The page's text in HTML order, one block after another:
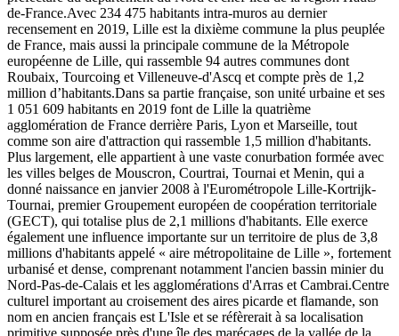
de-France.Avec 234 475 habitants intra-muros au dernier
recensement en 2019, Lille est la dixième commune la plus peuplée
de France, mais aussi la principale commune de la Métropole
européenne de Lille, qui rassemble 94 autres communes dont
Roubaix, Tourcoing et Villeneuve-d'Ascq et compte près de 1,2
million d’habitants.Dans sa partie française, son unité urbaine et ses
1 051 609 habitants en 2019 font de Lille la quatrième
agglomération de France derrière Paris, Lyon et Marseille, tout
comme son aire d'attraction qui rassemble 1,5 million d'habitants.
Plus largement, elle appartient à une vaste conurbation formée avec
les villes belges de Mouscron, Courtrai, Tournai et Menin, qui a
donné naissance en janvier 2008 à l'Eurométropole Lille-Kortrijk-
Tournai, premier Groupement européen de coopération territoriale
(GECT), qui totalise plus de 2,1 millions d'habitants. Elle exerce
également une influence importante sur un territoire de plus de 3,8
millions d'habitants appelé « aire métropolitaine de Lille », fortement
urbanisé et dense, comprenant notamment l'ancien bassin minier du
Nord-Pas-de-Calais et les agglomérations d'Arras et Cambrai.Centre
culturel important au croisement des aires picarde et flamande, son
nom en ancien français est L'Isle et se réfèrerait à sa localisation
primitive supposée près d'une île des marécages de la vallée de la